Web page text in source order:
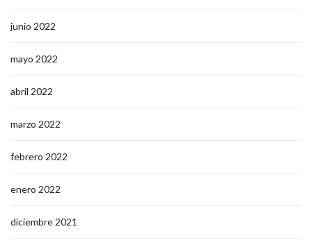
junio 2022
mayo 2022
abril 2022
marzo 2022
febrero 2022
enero 2022
diciembre 2021